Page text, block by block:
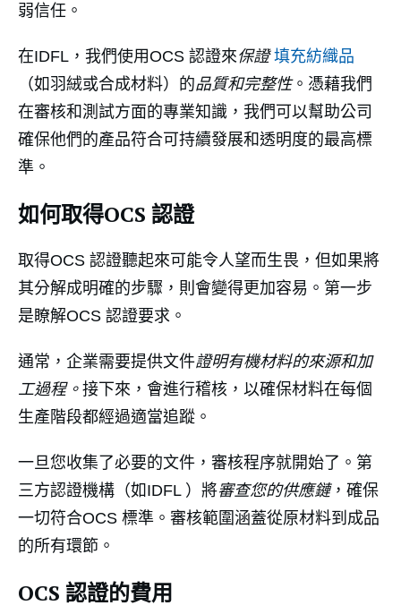
弱信任。
在IDFL，我們使用OCS 認證來保證 填充紡織品
（如羽絨或合成材料）的品質和完整性。憑藉我們
在審核和測試方面的專業知識，我們可以幫助公司
確保他們的產品符合可持續發展和透明度的最高標
準。
如何取得OCS 認證
取得OCS 認證聽起來可能令人望而生畏，但如果將
其分解成明確的步驟，則會變得更加容易。第一步
是瞭解OCS 認證要求。
通常，企業需要提供文件證明有機材料的來源和加
工過程。 接下來，會進行稽核，以確保材料在每個
生產階段都經過適當追蹤。
一旦您收集了必要的文件，審核程序就開始了。第
三方認證機構（如IDFL ）將審查您的供應鏈，確保
一切符合OCS 標準。審核範圍涵蓋從原材料到成品
的所有環節。
OCS 認證的費用